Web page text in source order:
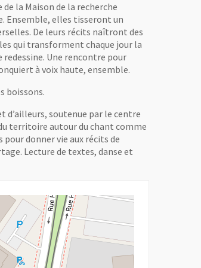
la Maison de la recherche
Ensemble, elles tisseront un
De leurs récits naîtront des
qui transforment chaque jour la
Une rencontre pour
à voix haute, ensemble.
boissons.
d’ailleurs, soutenue par le centre
territoire autour du chant comme
donner vie aux récits de
Lecture de textes, danse et